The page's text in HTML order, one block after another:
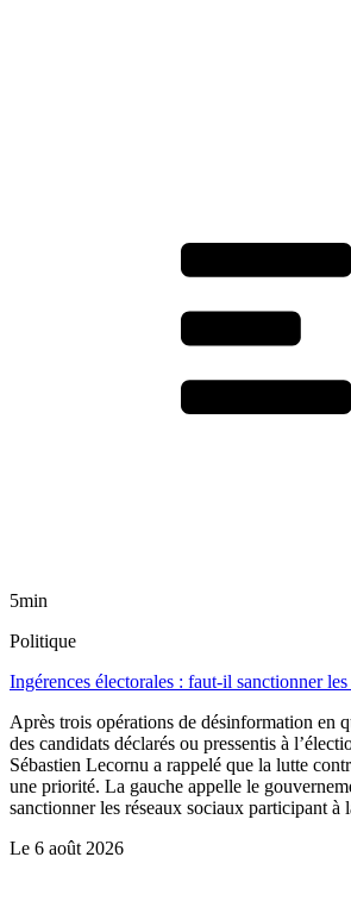
5min
Politique
Ingérences électorales : faut-il sanctionner
Après trois opérations de désinformation en
des candidats déclarés ou pressentis à
Sébastien Lecornu a rappelé que la lutte
une priorité. La gauche appelle le
sanctionner les réseaux sociaux participant à
Le 6 août 2026